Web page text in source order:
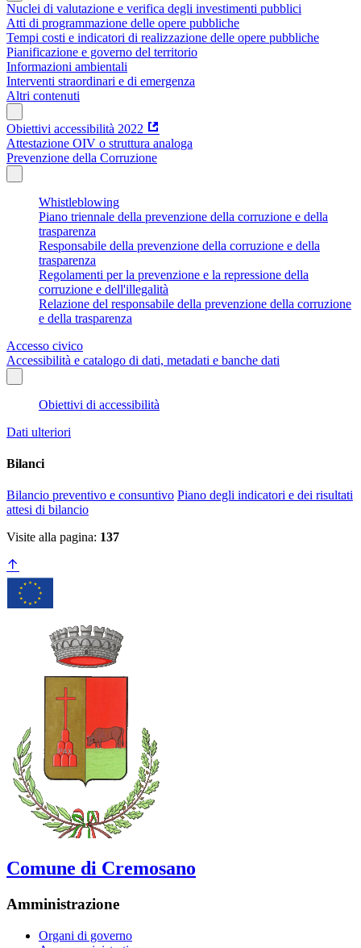
Nuclei di valutazione e verifica degli investimenti pubblici
Atti di programmazione delle opere pubbliche
Tempi costi e indicatori di realizzazione delle opere pubbliche
Pianificazione e governo del territorio
Informazioni ambientali
Interventi straordinari e di emergenza
Altri contenuti
Obiettivi accessibilità 2022
Attestazione OIV o struttura analoga
Prevenzione della Corruzione
Whistleblowing
Piano triennale della prevenzione della corruzione e della
trasparenza
Responsabile della prevenzione della corruzione e della
trasparenza
Regolamenti per la prevenzione e la repressione della
corruzione e dell'illegalità
Relazione del responsabile della prevenzione della corruzione
e della trasparenza
Accesso civico
Accessibilità e catalogo di dati, metadati e banche dati
Obiettivi di accessibilità
Dati ulteriori
Bilanci
Bilancio preventivo e consuntivo Piano degli indicatori e dei risultati
attesi di bilancio
Visite alla pagina: 137
Comune di Cremosano
Amministrazione
Organi di governo